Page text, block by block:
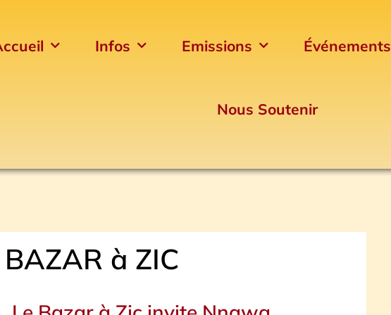
Infos Emissions Événements
Nous Soutenir
BAZAR à ZIC